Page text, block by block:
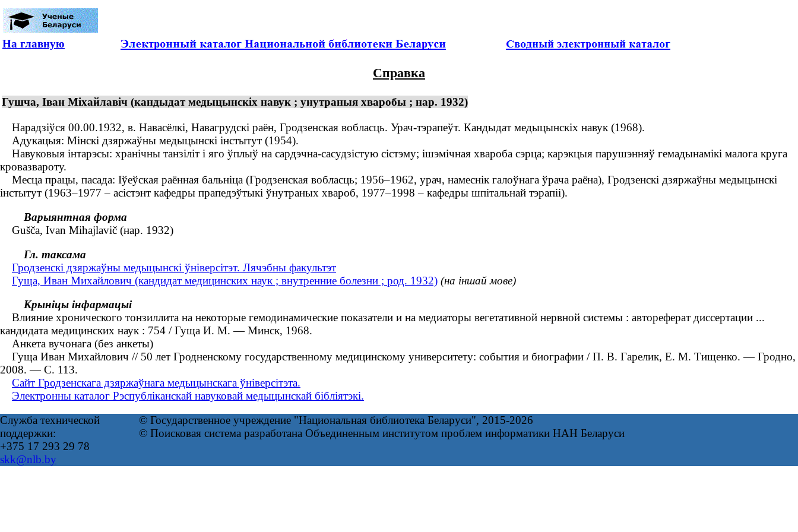
На главную
Справка
Гушча, Іван Міхайлавіч (кандыдат медыцынскіх навук ; унутраныя хваробы ; нар. 1932)
Нарадзіўся 00.00.1932, в. Навасёлкі, Навагрудскі раён, Гродзенская вобласць. Урач-тэрапеўт. Кандыдат медыцынскіх навук (1968).
Адукацыя: Мінскі дзяржаўны медыцынскі інстытут (1954).
Навуковыя інтарэсы: хранічны танзіліт і яго ўплыў на сардэчна-сасудзістую сістэму; ішэмічная хвароба сэрца; карэкцыя парушэнняў гемадынамікі малога круга
кровазвароту.
Месца працы, пасада: Іўеўская раённая бальніца (Гродзенская вобласць; 1956–1962, урач, намеснік галоўнага ўрача раёна), Гродзенскі дзяржаўны медыцынскі
інстытут (1963–1977 – асістэнт кафедры прапедэўтыкі ўнутраных хвароб, 1977–1998 – кафедры шпітальнай тэрапіі).
Варыянтная форма
Gušča, Ivan Mihajlavič (нар. 1932)
Гл. таксама
Гродзенскі дзяржаўны медыцынскі ўніверсітэт. Лячэбны факультэт
Гуща, Иван Михайлович (кандидат медицинских наук ; внутренние болезни ; род. 1932) (на іншай мове)
Крыніцы інфармацыі
Влияние хронического тонзиллита на некоторые гемодинамические показатели и на медиаторы вегетативной нервной системы : автореферат диссертации ...
кандидата медицинских наук : 754 / Гуща И. М. ― Минск, 1968.
Анкета вучонага (без анкеты)
Гуща Иван Михайлович // 50 лет Гродненскому государственному медицинскому университету: события и биографии / П. В. Гарелик, Е. М. Тищенко. — Гродно,
2008. — С. 113.
Сайт Гродзенскага дзяржаўнага медыцынскага ўніверсітэта.
Электронны каталог Рэспубліканскай навуковай медыцынскай бібліятэкі.
Служба технической
поддержки:
+375 17 293 29 78
skk@nlb.by
© Государственное учреждение "Национальная библиотека Беларуси", 2015-2026
© Поисковая система разработана Объединенным институтом проблем информатики НАН Беларуси